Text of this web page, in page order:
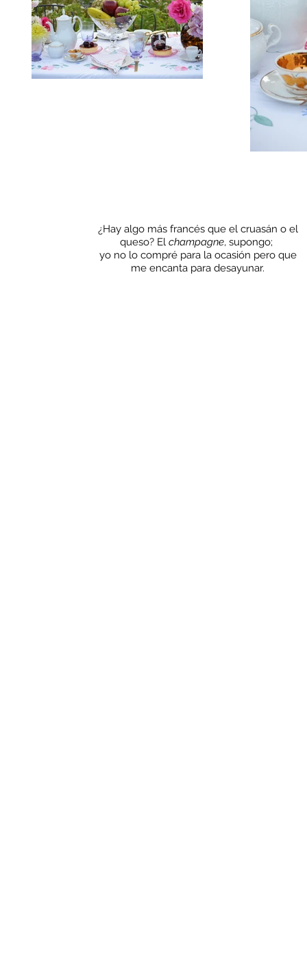
¿Hay algo más francés que el cruasán o el
queso? El champagne, supongo;
yo no lo compré para la ocasión pero que
me encanta para desayunar.